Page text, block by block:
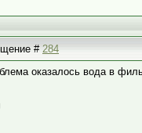
#284
оказалось вода в